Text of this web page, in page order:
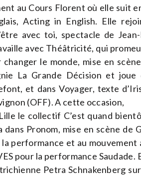
au Cours Florent où elle suit
Acting in English. Elle
avec toi, spectacle de
avec Théâtricité, qui
changer le monde, mise en
La Grande Décision et
et dans Voyager, texte
(OFF). A cette occasion,
le collectif C’est quand
Pronom, mise en scène de
la performance et au
pour la performance
Petra Schnakenberg